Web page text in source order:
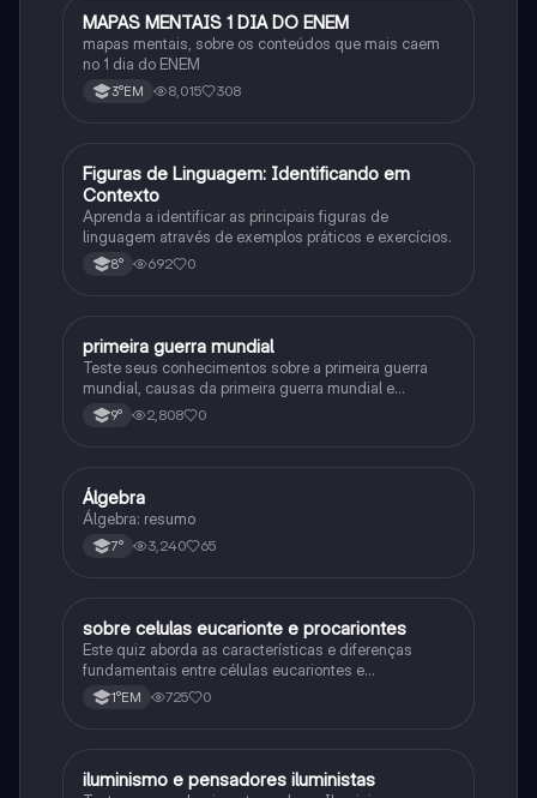
Português
MAPAS MENTAIS 1 DIA DO ENEM
mapas mentais, sobre os conteúdos que mais caem
no 1 dia do ENEM
3°EM 8,015 308
FPortuguês
Figuras de Linguagem: Identificando em
Contexto
Aprenda a identificar as principais figuras de
linguagem através de exemplos práticos e exercícios.
8° 692 0
História
primeira guerra mundial
Teste seus conhecimentos sobre a primeira guerra
mundial, causas da primeira guerra mundial e
consequências da Primeira Guerra Mundial, fases da
primeira guerra mundial
9° 2,808 0
Matematica
Álgebra
Álgebra: resumo
7° 3,240 65
Biologia
sobre celulas eucarionte e procariontes
Este quiz aborda as características e diferenças
fundamentais entre células eucariontes e
procariontes.
1°EM 725 0
História
iluminismo e pensadores iluministas